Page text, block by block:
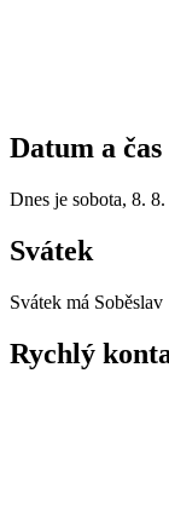
Datum a čas
Dnes je sobota, 8.
Svátek
Svátek má Soběslav
Rychlý